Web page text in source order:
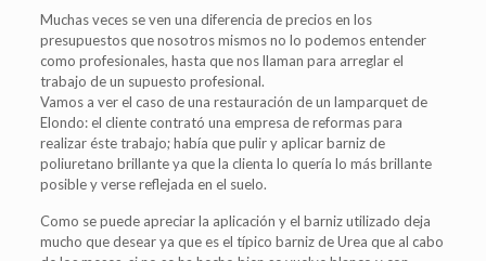
Muchas veces se ven una diferencia de precios en los
presupuestos que nosotros mismos no lo podemos entender
como profesionales, hasta que nos llaman para arreglar el
trabajo de un supuesto profesional.
Vamos a ver el caso de una restauración de un lamparquet de
Elondo: el cliente contrató una empresa de reformas para
realizar éste trabajo; había que pulir y aplicar barniz de
poliuretano brillante ya que la clienta lo quería lo más brillante
posible y verse reflejada en el suelo.
Como se puede apreciar la aplicación y el barniz utilizado deja
mucho que desear ya que es el típico barniz de Urea que al cabo